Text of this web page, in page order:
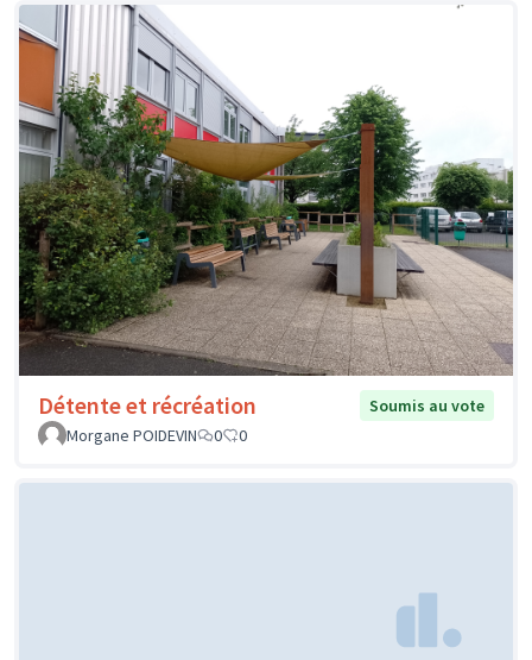
Détente et récréation
Soumis au vote
Morgane POIDEVIN
0 0